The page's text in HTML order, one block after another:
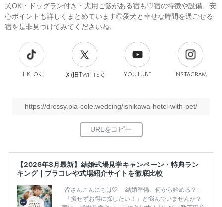
犬OK・ドッグラン付き・犬用ご飯がある宿も♡宿の特徴や設備、安
心ポイントも詳しくまとめています◎愛犬と幸せな時間を過ごせる
宿を是非見つけてみてくださいね。
TikTok Ｘ(旧Twitter) YouTube Instagram
https://dressy.pla-cole.wedding/ishikawa-hotel-with-pet/
【2026年8月最新】結婚式場見学キャンペーン・特典ラン
キング｜プラコレや式場紹介サイトを徹底比較
皆さんこんにちは♡ 「結婚準備、何から始める？」
「損せずお得に探したい！」と悩んでいませんか？